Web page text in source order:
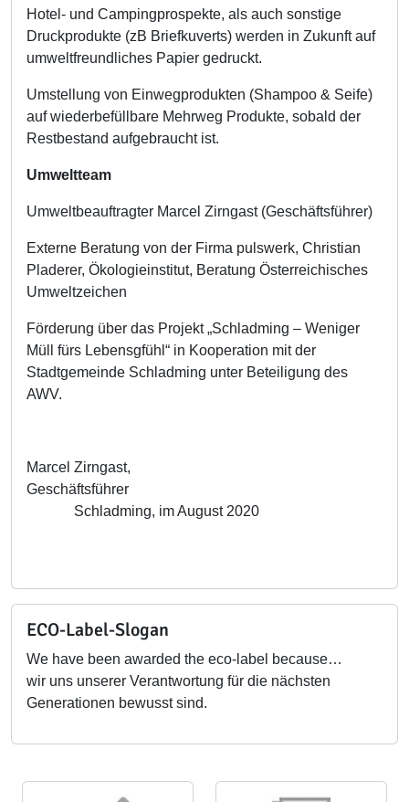
Hotel- und Campingprospekte, als auch sonstige
Druckprodukte (zB Briefkuverts) werden in Zukunft auf
umweltfreundliches Papier gedruckt.
Umstellung von Einwegprodukten (Shampoo & Seife)
auf wiederbefüllbare Mehrweg Produkte, sobald der
Restbestand aufgebraucht ist.
Umweltteam
Umweltbeauftragter Marcel Zirngast (Geschäftsführer)
Externe Beratung von der Firma pulswerk, Christian
Pladerer, Ökologieinstitut, Beratung Österreichisches
Umweltzeichen
Förderung über das Projekt „Schladming – Weniger
Müll fürs Lebensgfühl“ in Kooperation mit der
Stadtgemeinde Schladming unter Beteiligung des
AWV.
Marcel Zirngast,
Geschäftsführer
Schladming, im August 2020
ECO-Label-Slogan
We have been awarded the eco-label because…
wir uns unserer Verantwortung für die nächsten
Generationen bewusst sind.